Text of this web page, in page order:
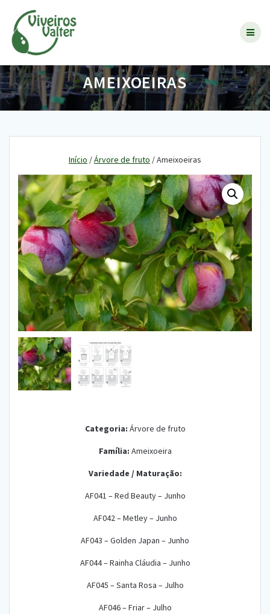
AMEIXOEIRAS
Início /Árvore de fruto / Ameixoeiras
Categoria: Árvore de fruto
Família: Ameixoeira
Variedade / Maturação:
AF041 – Red Beauty – Junho
AF042 – Metley – Junho
AF043 – Golden Japan – Junho
AF044 – Rainha Cláudia – Junho
AF045 – Santa Rosa – Julho
AF046 – Friar – Julho